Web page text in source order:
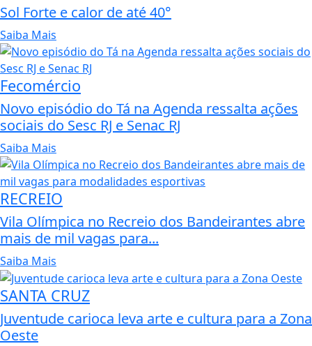
Sol Forte e calor de até 40°
Saiba Mais
Fecomércio
Novo episódio do Tá na Agenda ressalta ações
sociais do Sesc RJ e Senac RJ
Saiba Mais
RECREIO
Vila Olímpica no Recreio dos Bandeirantes abre
mais de mil vagas para...
Saiba Mais
SANTA CRUZ
Juventude carioca leva arte e cultura para a Zona
Oeste